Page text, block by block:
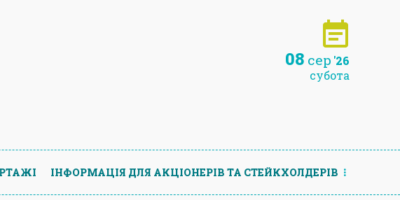
08 сер '26
субота
ІНФОРМАЦIЯ ДЛЯ АКЦIОНЕРIВ ТА СТЕЙКХОЛДЕРIВ